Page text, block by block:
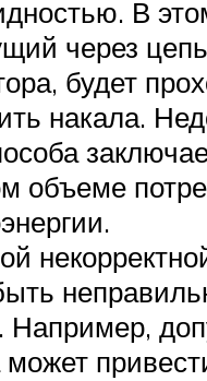
В
через цепь
будет
накала.
объеме
Например,